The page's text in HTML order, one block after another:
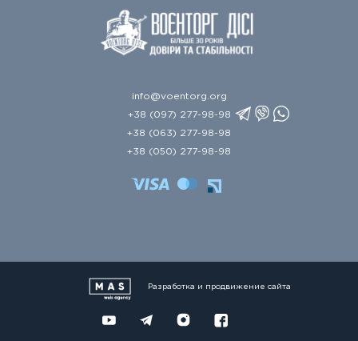
info@voentorg.org
+38 (097) 277-98-98
+38 (063) 277-98-98
+38 (050) 277-98-98
Разработка и продвижение сайта